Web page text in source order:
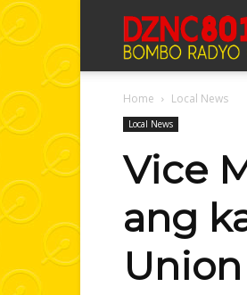
Home Local News
Local News
Vice
ang
Union